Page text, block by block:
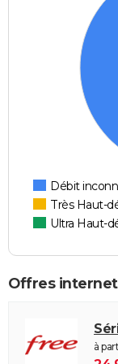
Débit
Très Haut-
Ultra Haut-
Offres internet
à